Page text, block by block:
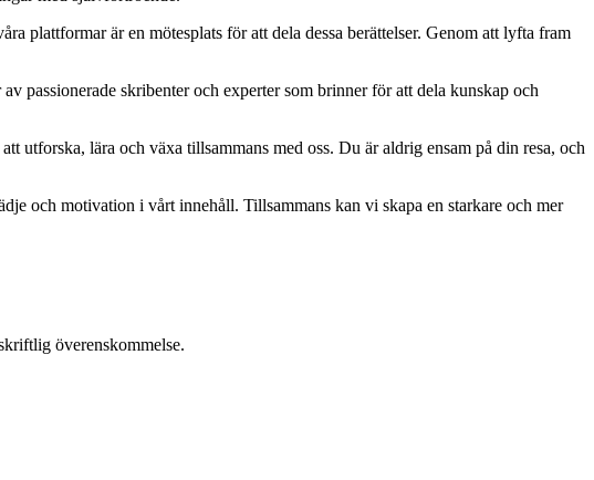
plattformar är en mötesplats för att dela dessa berättelser. Genom att lyfta fram
passionerade skribenter och experter som brinner för att dela kunskap och
lära och växa tillsammans med oss. Du är aldrig ensam på din resa, och
och motivation i vårt innehåll. Tillsammans kan vi skapa en starkare och mer
överenskommelse.